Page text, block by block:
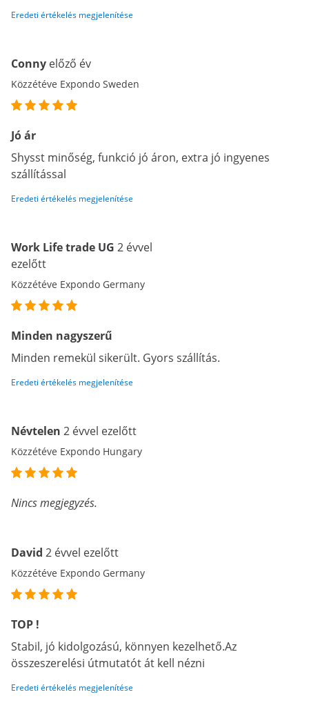
Eredeti értékelés megjelenítése
Conny előző év
Közzétéve Expondo Sweden
Jó ár
Shysst minőség, funkció jó áron, extra jó ingyenes
szállítással
Eredeti értékelés megjelenítése
Work Life trade UG 2 évvel
ezelőtt
Közzétéve Expondo Germany
Minden nagyszerű
Minden remekül sikerült. Gyors szállítás.
Eredeti értékelés megjelenítése
Névtelen 2 évvel ezelőtt
Közzétéve Expondo Hungary
Nincs megjegyzés.
David 2 évvel ezelőtt
Közzétéve Expondo Germany
TOP !
Stabil, jó kidolgozású, könnyen kezelhető.Az
összeszerelési útmutatót át kell nézni
Eredeti értékelés megjelenítése